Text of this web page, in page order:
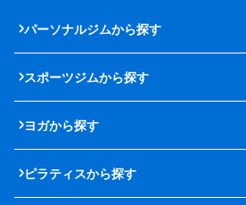
パーソナルジムから探す
スポーツジムから探す
ヨガから探す
ピラティスから探す